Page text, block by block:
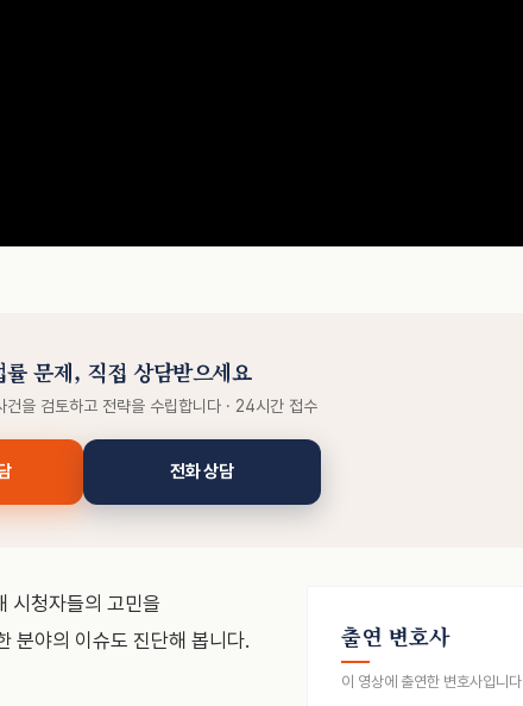
률 문제, 직접 상담받으세요
건을 검토하고 전략을 수립합니다 · 24시간 접수
전화 상담
시청자들의 고민을
분야의 이슈도 진단해 봅니다.
출연 변호사
이 영상에 출연한 변호사입니다